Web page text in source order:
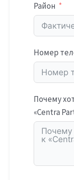
Район
Номер
Почему
«Centra